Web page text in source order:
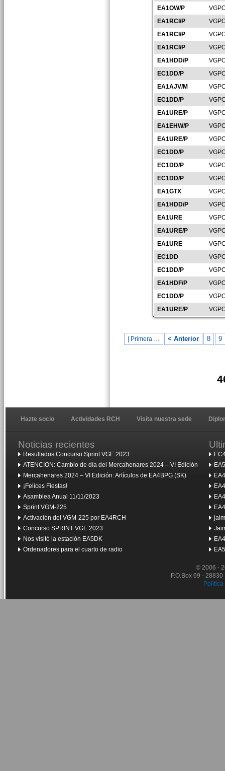
EA1OW/P
EA1RCI/P
EA1RCI/P
EA1RCI/P
EA1HDD/P
EC1DD/P
EA1AJV/M
EC1DD/P
EA1URE/P
EA1EHW/P
EA1URE/P
EC1DD/P
EC1DD/P
EC1DD/P
EA1GTX
EA1HDD/P
EA1URE
EA1URE/P
EA1URE
EC1DD
EC1DD/P
EA1HDF/P
EC1DD/P
EA1URE/P
| Primera … < Anterior 8 9
Hazte socio Actividades RCH Visita nuestra sede
Noticias recientes
Resultados Concurso Sprint VGE 2023
ATENCION: Cambio de día del Mercahenares 2024 – VI Edición
Mercahenares 2024 – VI Edición: Artículos de EA4BPG (SK)
¡Felices Fiestas!
Asamblea Anual 11/11/2023
Sprint VGM-225
Activación del VGM-225 por EA4RCH
Concurso SPRINT VGE 2023
Nos visitó la estación EA5DK
Ordenadores para el cuarto de radio
© 2006 -
P.O.Box 69 -